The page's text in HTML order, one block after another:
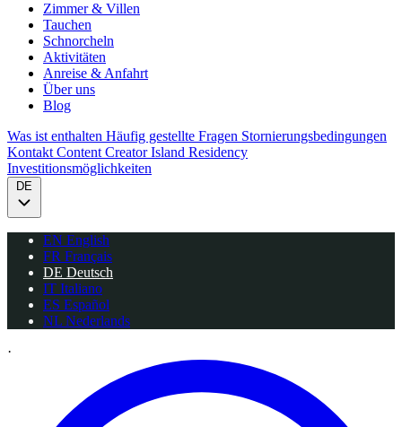
Zimmer & Villen
Tauchen
Schnorcheln
Aktivitäten
Anreise & Anfahrt
Über uns
Blog
Was ist enthalten Häufig gestellte Fragen Stornierungsbedingungen
Kontakt Content CreatorIsland Residency
Investitionsmöglichkeiten
DE
EN English
FR Français
DE Deutsch
IT Italiano
ES Español
NL Nederlands
·